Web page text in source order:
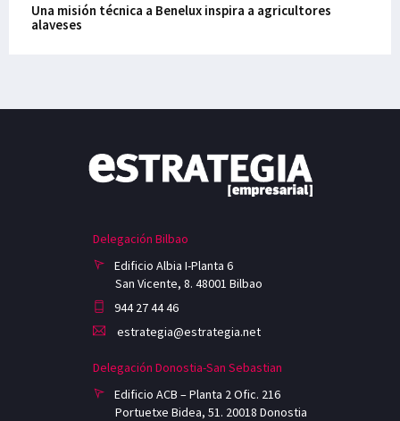
Una misión técnica a Benelux inspira a agricultores
alaveses
Delegación Bilbao
Edificio Albia I-Planta 6
San Vicente, 8. 48001 Bilbao
944 27 44 46
estrategia@estrategia.net
Delegación Donostia-San Sebastian
Edificio ACB – Planta 2 Ofic. 216
Portuetxe Bidea, 51. 20018 Donostia